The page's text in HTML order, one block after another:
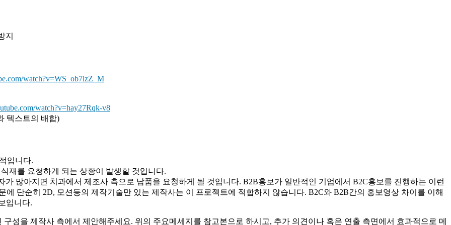
지
watch?v=WS_ob7lzZ_M
watch?v=hay27Rqk-v8
텍스트의 배합)
입니다.
재를 요청하게 되는 상황이 발생할 것입니다.
많아지면 치과에서 제조사 측으로 납품을 요청하게 될 것입니다. B2B홍보가 일반적인 기업에서 B2C홍보를 진행하는 이런
단순히 2D, 모션등의 제작기술만 있는 제작사는 이 프로젝트에 적합하지 않습니다. B2C와 B2B간의 홍보영상 차이를 이해
입니다.
성을 제작사 측에서 제안해주세요. 위의 주요메세지를 참고본으로 하시고, 추가 의견이나 혹은 연출 측면에서 효과적으로 메